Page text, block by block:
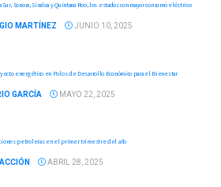
Sur, Sonora, Sinaloa y Quintana Roo, los estados con mayor consumo eléctrico
MARTÍNEZ JUNIO 10, 2025
energético en Polos de Desarrollo Económico para el Bienestar
GARCÍA MAYO 22, 2025
petroleras en el primer trimestre del año
ABRIL 28, 2025